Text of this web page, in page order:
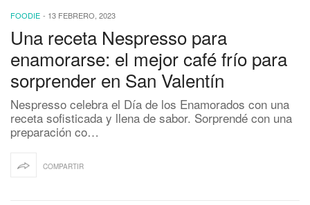
FOODIE - 13 FEBRERO, 2023
Una receta Nespresso para
enamorarse: el mejor café frío para
sorprender en San Valentín
Nespresso celebra el Día de los Enamorados con una
receta sofisticada y llena de sabor. Sorprendé con una
preparación co…
COMPARTIR